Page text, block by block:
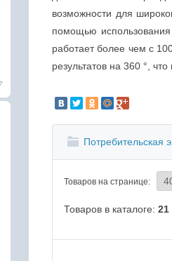
возможности для
помощью
работает более чем с
результатов на 360 °,
Потребительская
Товаров на странице:
Товаров в каталоге: 21